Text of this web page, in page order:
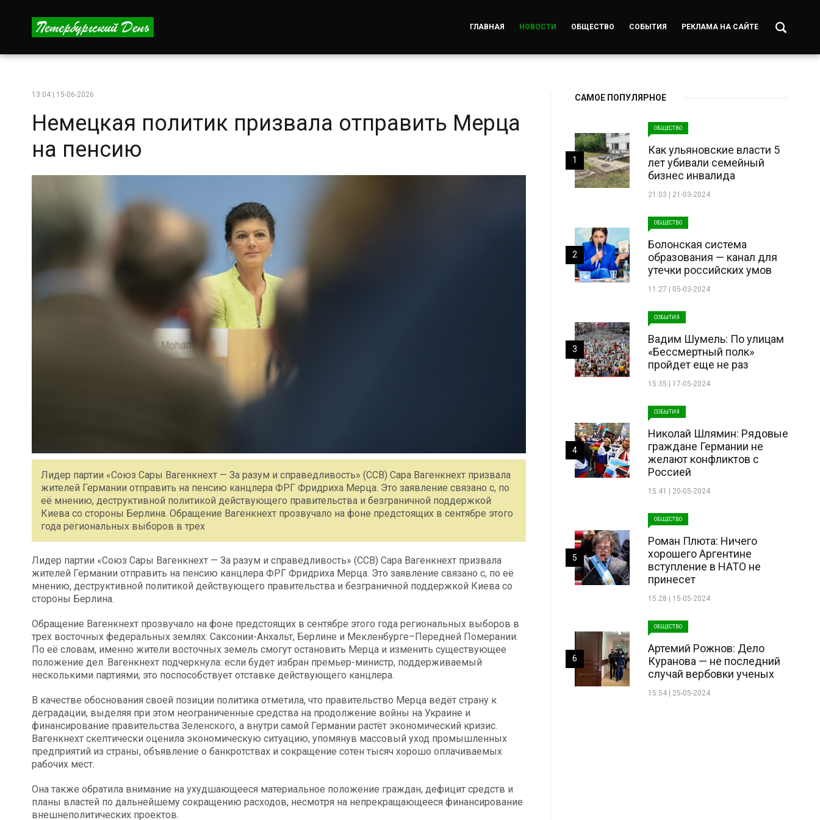
ГЛАВНАЯ НОВОСТИ ОБЩЕСТВО СОБЫТИЯ РЕКЛАМА НА САЙТЕ
13:04 | 15-06-2026
Немецкая политик призвала отправить Мерца
на пенсию
Лидер партии «Союз Сары Вагенкнехт — За разум и справедливость» (ССВ) Сара Вагенкнехт призвала
жителей Германии отправить на пенсию канцлера ФРГ Фридриха Мерца. Это заявление связано с, по
её мнению, деструктивной политикой действующего правительства и безграничной поддержкой
Киева со стороны Берлина. Обращение Вагенкнехт прозвучало на фоне предстоящих в сентябре этого
года региональных выборов в трех
Лидер партии «Союз Сары Вагенкнехт — За разум и справедливость» (ССВ) Сара Вагенкнехт призвала
жителей Германии отправить на пенсию канцлера ФРГ Фридриха Мерца. Это заявление связано с, по её
мнению, деструктивной политикой действующего правительства и безграничной поддержкой Киева со
стороны Берлина.
Обращение Вагенкнехт прозвучало на фоне предстоящих в сентябре этого года региональных выборов в
трех восточных федеральных землях: Саксонии-Анхальт, Берлине и Мекленбурге–Передней Померании.
По её словам, именно жители восточных земель смогут остановить Мерца и изменить существующее
положение дел. Вагенкнехт подчеркнула: если будет избран премьер-министр, поддерживаемый
несколькими партиями, это поспособствует отставке действующего канцлера.
В качестве обоснования своей позиции политика отметила, что правительство Мерца ведёт страну к
деградации, выделяя при этом неограниченные средства на продолжение войны на Украине и
финансирование правительства Зеленского, а внутри самой Германии растёт экономический кризис.
Вагенкнехт скептически оценила экономическую ситуацию, упомянув массовый уход промышленных
предприятий из страны, объявление о банкротствах и сокращение сотен тысяч хорошо оплачиваемых
рабочих мест.
Она также обратила внимание на ухудшающееся материальное положение граждан, дефицит средств и
планы властей по дальнейшему сокращению расходов, несмотря на непрекращающееся финансирование
внешнеполитических проектов.
САМОЕ ПОПУЛЯРНОЕ
ОБЩЕСТВО
Как ульяновские власти 5
лет убивали семейный
бизнес инвалида
21:03 | 21-03-2024
1
ОБЩЕСТВО
Болонская система
образования — канал для
утечки российских умов
11:27 | 05-03-2024
2
СОБЫТИЯ
Вадим Шумель: По улицам
«Бессмертный полк»
пройдет еще не раз
15:35 | 17-05-2024
3
СОБЫТИЯ
Николай Шлямин: Рядовые
граждане Германии не
желают конфликтов с
Россией
15:41 | 20-05-2024
4
ОБЩЕСТВО
Роман Плюта: Ничего
хорошего Аргентине
вступление в НАТО не
принесет
15:28 | 15-05-2024
5
ОБЩЕСТВО
Артемий Рожнов: Дело
Куранова — не последний
случай вербовки ученых
15:54 | 25-05-2024
6